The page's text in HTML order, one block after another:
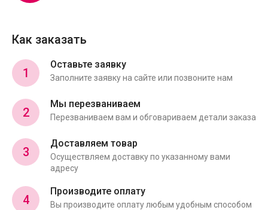
Как заказать
1
Оставьте заявку
Заполните заявку на сайте или позвоните нам
2
Мы перезваниваем
Перезваниваем вам и обговариваем детали заказа
3
Доставляем товар
Осуществляем доставку по указанному вами
адресу
4
Производите оплату
Вы производите оплату любым удобным способом